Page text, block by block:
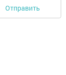
Отправить